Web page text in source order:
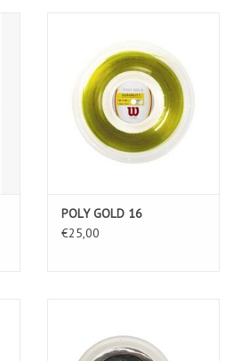
POLY GOLD 16
€25,00